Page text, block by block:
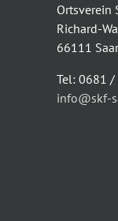
Ortsverein
Richard-
66111
Tel: 0681
info@skf-